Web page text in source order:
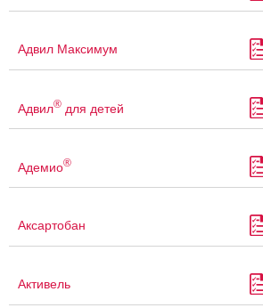
Адвил Максимум
Адвил® для детей
Адемио®
Аксартобан
Активель